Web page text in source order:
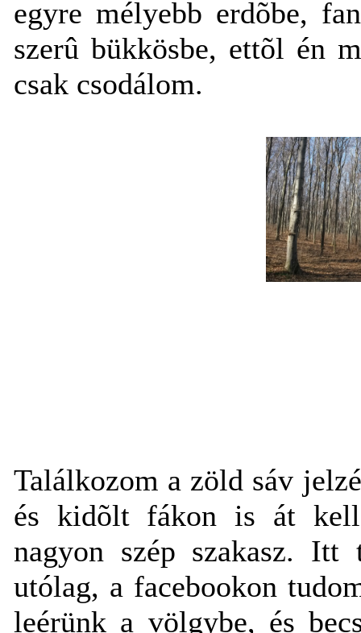
egyre mélyebb erdõbe,
szerû bükkösbe, ettõl én
csak csodálom.
Találkozom a zöld sáv
és kidõlt fákon is át
nagyon szép szakasz.
utólag, a facebookon
leérünk a völgybe, és